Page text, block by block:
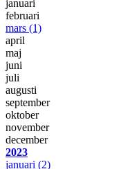
januari
februari
mars (1)
april
maj
juni
juli
augusti
september
oktober
november
december
2023
januari (2)